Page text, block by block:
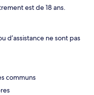
est de 18 ans.
d’assistance ne sont pas
communs